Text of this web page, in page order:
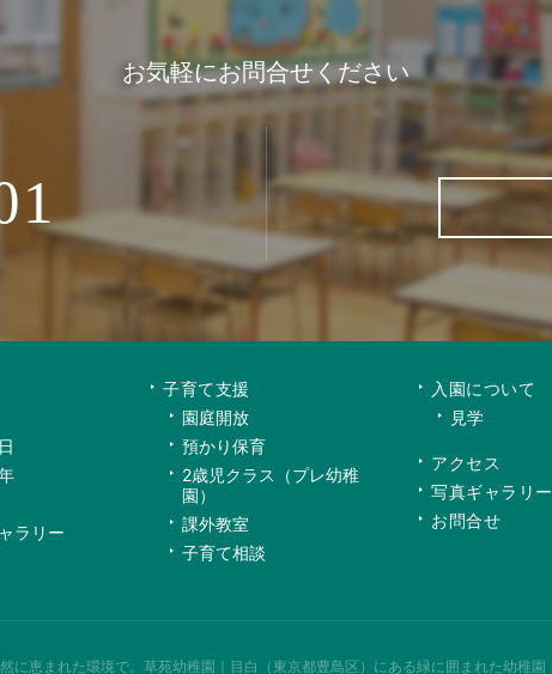
お気軽にお問合せください
ラリー
子育て支援
園庭開放
預かり保育
2歳児クラス（プレ幼稚
園）
課外教室
子育て相談
入園について
見学
アクセス
写真ギャラリー
お問合せ
に恵まれた環境で。 草苑幼稚園｜目白（東京都豊島区）にある緑に囲まれた幼稚園